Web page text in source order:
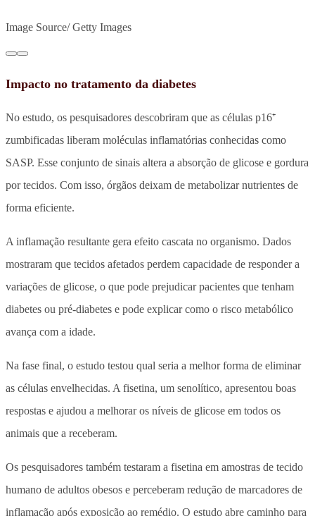
Image Source/ Getty Images
Impacto no tratamento da diabetes
No estudo, os pesquisadores descobriram que as células p16⁺
zumbificadas liberam moléculas inflamatórias conhecidas como
SASP. Esse conjunto de sinais altera a absorção de glicose e gordura
por tecidos. Com isso, órgãos deixam de metabolizar nutrientes de
forma eficiente.
A inflamação resultante gera efeito cascata no organismo. Dados
mostraram que tecidos afetados perdem capacidade de responder a
variações de glicose, o que pode prejudicar pacientes que tenham
diabetes ou pré-diabetes e pode explicar como o risco metabólico
avança com a idade.
Na fase final, o estudo testou qual seria a melhor forma de eliminar
as células envelhecidas. A fisetina, um senolítico, apresentou boas
respostas e ajudou a melhorar os níveis de glicose em todos os
animais que a receberam.
Os pesquisadores também testaram a fisetina em amostras de tecido
humano de adultos obesos e perceberam redução de marcadores de
inflamação após exposição ao remédio. O estudo abre caminho para